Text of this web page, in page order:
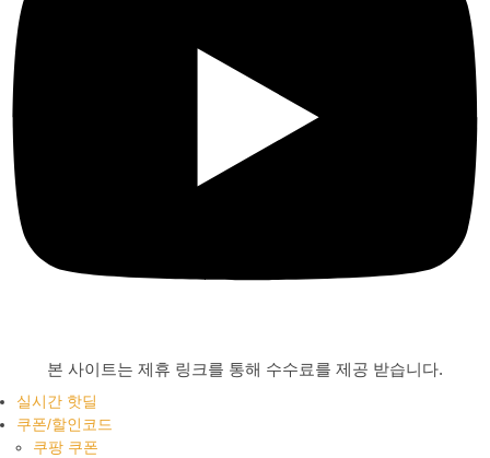
본 사이트는 제휴 링크를 통해 수수료를 제공 받습니다.
실시간 핫딜
쿠폰/할인코드
쿠팡 쿠폰